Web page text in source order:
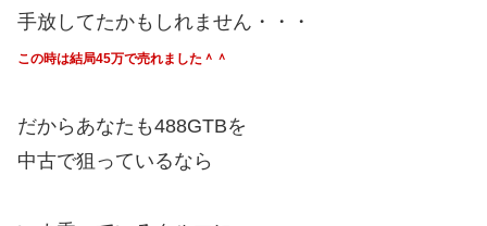
手放してたかもしれません・・・
この時は結局45万で売れました＾＾
だからあなたも488GTBを
中古で狙っているなら